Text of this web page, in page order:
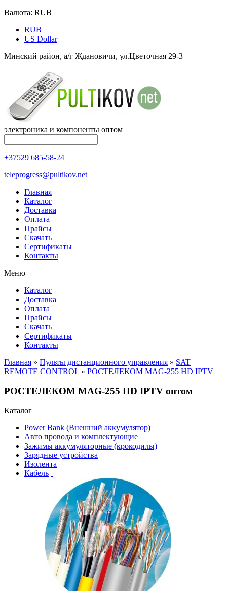
Валюта: RUB
RUB
US Dollar
Минский район, а/г Ждановичи, ул.Цветочная 29-3
электроника и компоненты оптом
+37529 685-58-24
teleprogress@pultikov.net
Главная
Каталог
Доставка
Оплата
Прайсы
Cкачать
Сертификаты
Контакты
Меню
Каталог
Доставка
Оплата
Прайсы
Cкачать
Сертификаты
Контакты
Главная » Пульты дистанционного управления » SAT
REMOTE CONTROL » РОСТЕЛЕКОМ MAG-255 HD IPTV
РОСТЕЛЕКОМ MAG-255 HD IPTV оптом
Каталог
Power Bank (Внешний аккумулятор)
Авто провода и комплектующие
Зажимы аккумуляторные (крокодилы)
Зарядные устройства
Изолента
Кабель